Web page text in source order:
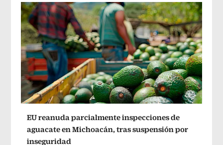
EU reanuda parcialmente inspecciones de
aguacate en Michoacán, tras suspensión por
inseguridad